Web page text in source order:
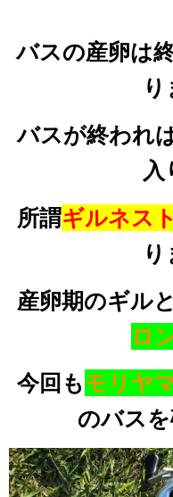
バスの産卵は
り
バスが終われ
入
所謂ギルネス
り
産卵期のギル
ロ
今回もモリヤ
のバス